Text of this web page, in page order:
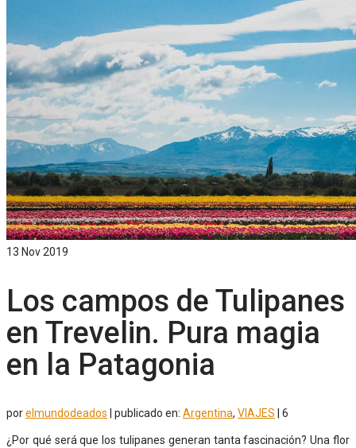
13 Nov 2019
Los campos de Tulipanes
en Trevelin. Pura magia
en la Patagonia
porelmundodeados publicado en: Argentina, VIAJES 6
¿Por qué será que los tulipanes generan tanta fascinación? Una flor